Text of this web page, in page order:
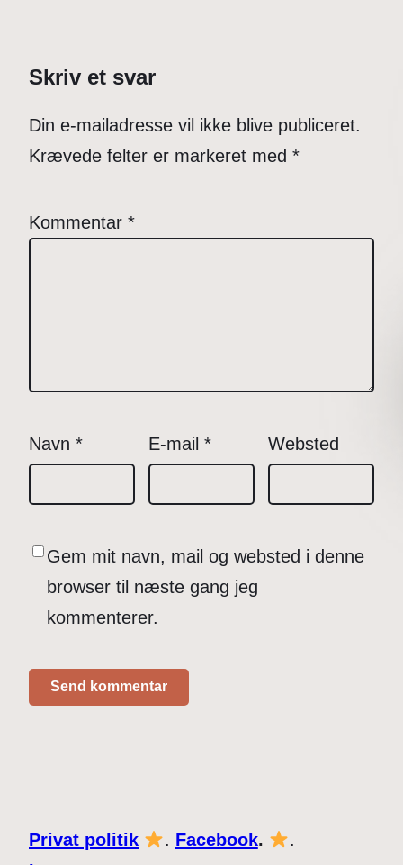
Skriv et svar
Din e-mailadresse vil ikke blive publiceret.
Krævede felter er markeret med *
Kommentar *
Navn * E-mail * Websted
Gem mit navn, mail og websted i denne
browser til næste gang jeg
kommenterer.
Privat politik . Facebook.
.